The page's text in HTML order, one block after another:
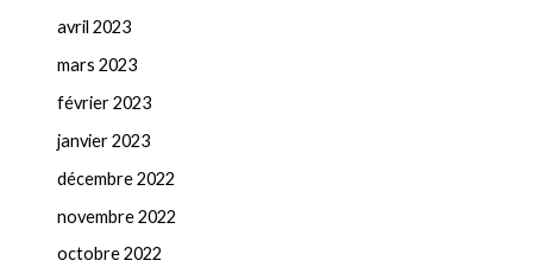
avril 2023
mars 2023
février 2023
janvier 2023
décembre 2022
novembre 2022
octobre 2022